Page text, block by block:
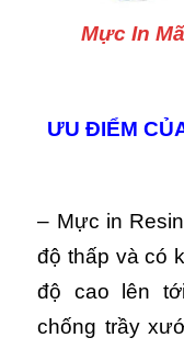
Mực In
ƯU ĐIỂM
– Mực in
độ thấp và có
độ cao lên
chống trầy